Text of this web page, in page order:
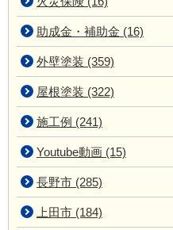
助成金・補助金 (16)
外壁塗装 (359)
屋根塗装 (322)
施工例 (241)
Youtube動画 (15)
長野市 (285)
上田市 (184)